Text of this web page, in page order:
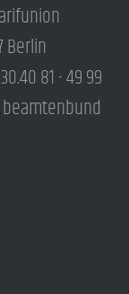
Berlin
81 - 49 99